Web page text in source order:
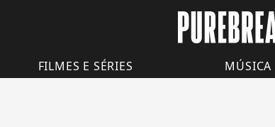
FILMES E SÉRIES MÚSICA